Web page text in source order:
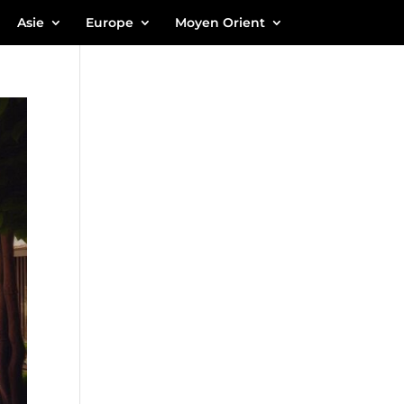
Asie Europe Moyen Orient